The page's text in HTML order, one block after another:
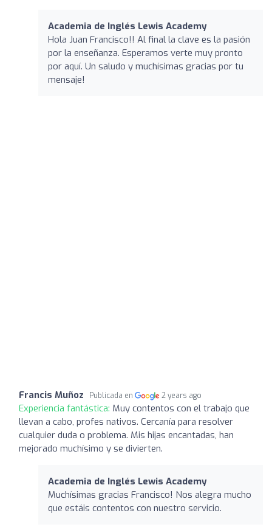
Academia de Inglés Lewis Academy
Hola Juan Francisco!! Al final la clave es la pasión
por la enseñanza. Esperamos verte muy pronto
por aquí. Un saludo y muchísimas gracias por tu
mensaje!
Francis Muñoz Publicada en 2 years ago
Experiencia fantástica: Muy contentos con el trabajo que
llevan a cabo, profes nativos. Cercanía para resolver
cualquier duda o problema. Mis hijas encantadas, han
mejorado muchísimo y se divierten.
Academia de Inglés Lewis Academy
Muchísimas gracias Francisco! Nos alegra mucho
que estáis contentos con nuestro servicio.